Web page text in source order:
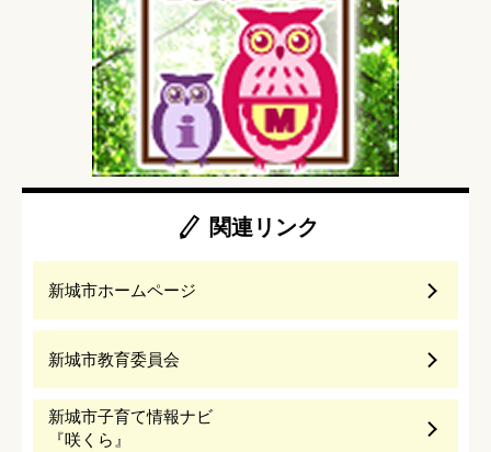
関連リンク
新城市ホームページ
新城市教育委員会
新城市子育て情報ナビ
『咲くら』